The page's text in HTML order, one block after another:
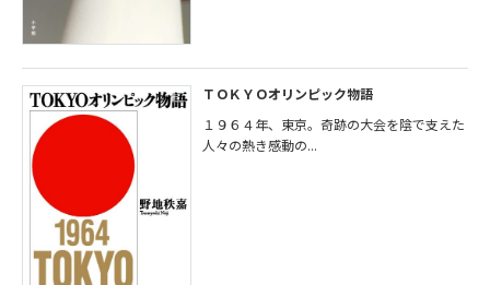
ＴＯＫＹＯオリンピック物語
１９６４年、東京。奇跡の大会を陰で支えた
人々の熱き感動の...